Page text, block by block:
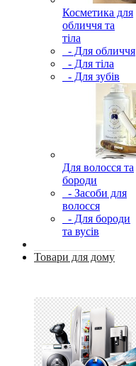
Косметика для
обличчя та
тіла
- Для обличчя
- Для тіла
- Для зубів
Для волосся та
бороди
- Засоби для
волосся
- Для бороди
та вусів
Товари для дому